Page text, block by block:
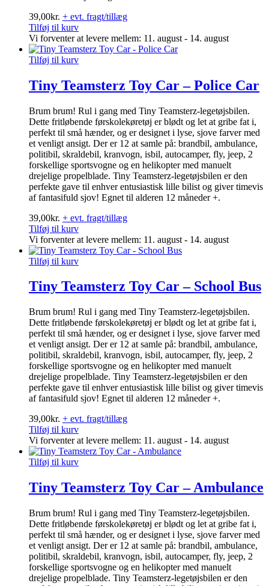
39,00kr. + evt. fragt/tillæg
Tilføj til kurv
Vi forventer at levere mellem: 11. august - 14. august
Tilføj til kurv
Tiny Teamsterz Toy Car – Police Car
Brum brum! Rul i gang med Tiny Teamsterz-legetøjsbilen.
Dette fritløbende førskolekøretøj er blødt og let at gribe fat i,
perfekt til små hænder, og er designet i lyse, sjove farver med
et venligt ansigt. Der er 12 at samle på: brandbil, ambulance,
politibil, skraldebil, kranvogn, isbil, autocamper, fly, jeep, 2
forskellige sportsvogne og en helikopter med manuelt
drejelige propelblade. Tiny Teamsterz-legetøjsbilen er den
perfekte gave til enhver entusiastisk lille bilist og giver timevis
af fantasifuld sjov! Egnet til alderen 12 måneder +.
39,00kr. + evt. fragt/tillæg
Tilføj til kurv
Vi forventer at levere mellem: 11. august - 14. august
Tilføj til kurv
Tiny Teamsterz Toy Car – School Bus
Brum brum! Rul i gang med Tiny Teamsterz-legetøjsbilen.
Dette fritløbende førskolekøretøj er blødt og let at gribe fat i,
perfekt til små hænder, og er designet i lyse, sjove farver med
et venligt ansigt. Der er 12 at samle på: brandbil, ambulance,
politibil, skraldebil, kranvogn, isbil, autocamper, fly, jeep, 2
forskellige sportsvogne og en helikopter med manuelt
drejelige propelblade. Tiny Teamsterz-legetøjsbilen er den
perfekte gave til enhver entusiastisk lille bilist og giver timevis
af fantasifuld sjov! Egnet til alderen 12 måneder +.
39,00kr. + evt. fragt/tillæg
Tilføj til kurv
Vi forventer at levere mellem: 11. august - 14. august
Tilføj til kurv
Tiny Teamsterz Toy Car – Ambulance
Brum brum! Rul i gang med Tiny Teamsterz-legetøjsbilen.
Dette fritløbende førskolekøretøj er blødt og let at gribe fat i,
perfekt til små hænder, og er designet i lyse, sjove farver med
et venligt ansigt. Der er 12 at samle på: brandbil, ambulance,
politibil, skraldebil, kranvogn, isbil, autocamper, fly, jeep, 2
forskellige sportsvogne og en helikopter med manuelt
drejelige propelblade. Tiny Teamsterz-legetøjsbilen er den